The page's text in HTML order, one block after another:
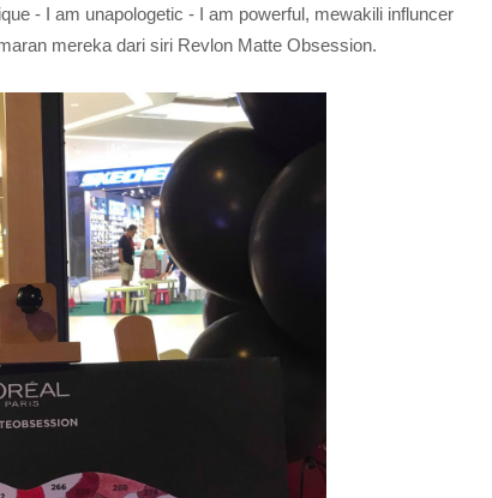
- I am unapologetic - I am powerful, mewakili influncer
mereka dari siri Revlon Matte Obsession.